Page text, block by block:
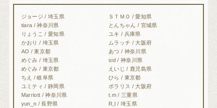
ジョージ / 埼玉県
ＳＴＭＯ / 愛知県
tiara / 神奈川県
とんちゃん / 宮城県
りょうこ / 愛知県
ユキ / 兵庫県
かおり / 埼玉県
ムラッチ / 大阪府
AO / 東京都
あつ / 神奈川県
めぐみ / 埼玉県
sid / 神奈川県
めぐみ / 東京都
えいじ / 鹿児島県
ちえ / 岐阜県
ひら / 東京都
ユミティ / 静岡県
ポラリス / 大阪府
Marriott / 神奈川県
t.m / 三重県
yun_n / 長野県
R,I / 埼玉県